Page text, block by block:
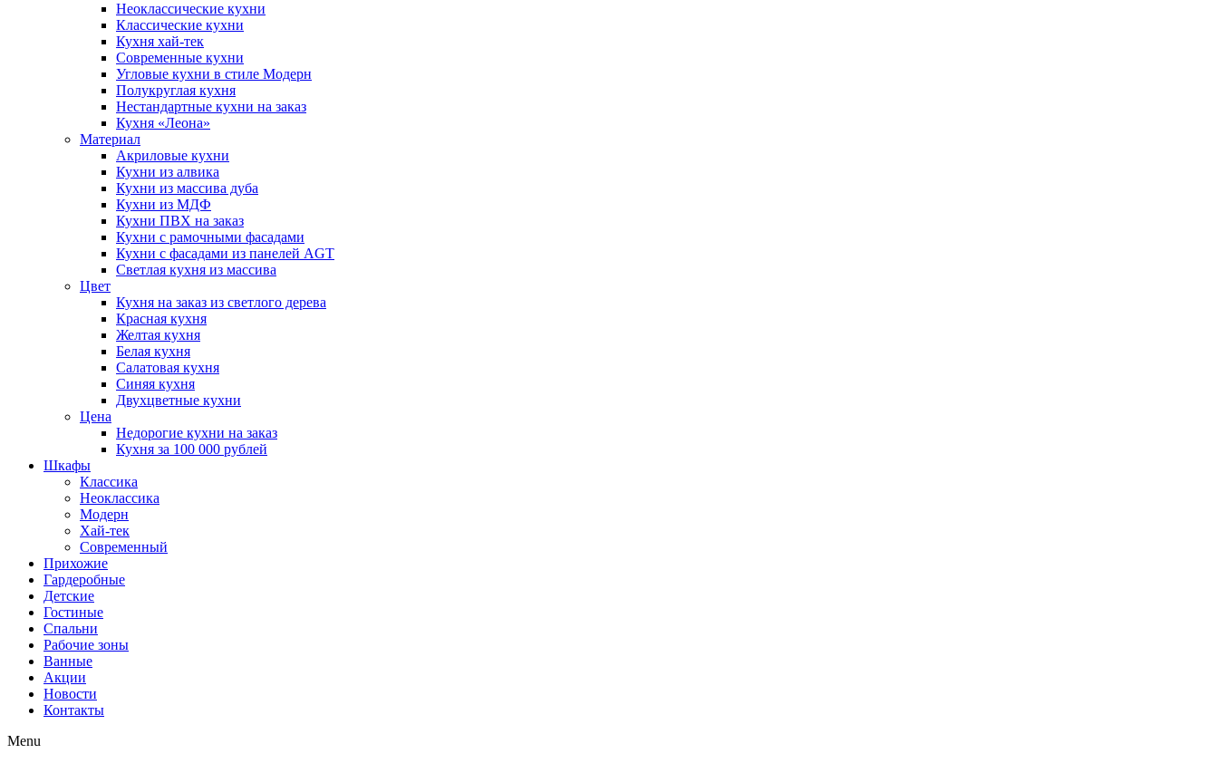
Неоклассические кухни
Классические кухни
Кухня хай-тек
Современные кухни
Угловые кухни в стиле Модерн
Полукруглая кухня
Нестандартные кухни на заказ
Кухня «Леона»
Материал
Акриловые кухни
Кухни из алвика
Кухни из массива дуба
Кухни из МДФ
Кухни ПВХ на заказ
Кухни с рамочными фасадами
Кухни с фасадами из панелей AGT
Светлая кухня из массива
Цвет
Кухня на заказ из светлого дерева
Красная кухня
Желтая кухня
Белая кухня
Салатовая кухня
Синяя кухня
Двухцветные кухни
Цена
Недорогие кухни на заказ
Кухня за 100 000 рублей
Шкафы
Классика
Неоклассика
Модерн
Хай-тек
Современный
Прихожие
Гардеробные
Детские
Гостиные
Спальни
Рабочие зоны
Ванные
Акции
Новости
Контакты
Menu